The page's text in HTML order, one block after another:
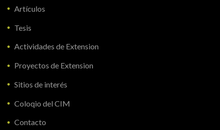
Artículos
Tesis
Actividades de Extension
Proyectos de Extension
Sitios de interés
Coloqio del CIM
Contacto